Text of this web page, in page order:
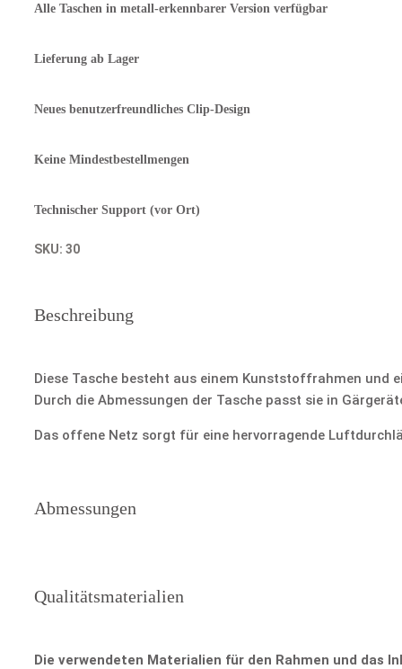
zu
32)
Alle Taschen in metall-erkennbarer Version verfügbar
Lieferung ab Lager
Neues benutzerfreundliches Clip-Design
Keine Mindestbestellmengen
Technischer Support (vor Ort)
SKU: 30
Beschreibung
Diese Tasche besteht aus einem Kunststoffrahmen und
Durch die Abmessungen der Tasche passt sie in
Das offene Netz sorgt für eine hervorragende
Abmessungen
Qualitätsmaterialien
Die verwendeten Materialien für den Rahmen und das